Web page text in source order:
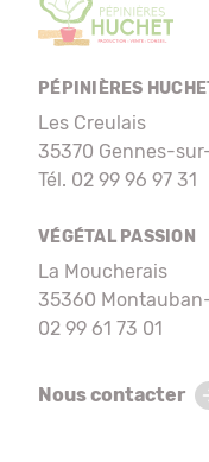
PÉPINIÈRES
Les Creulais
35370 Gennes-
Tél. 02 99 96 97 31
VÉGÉTAL PASSION
La Moucherais
35360
02 99 61 73 01
Nous contacter